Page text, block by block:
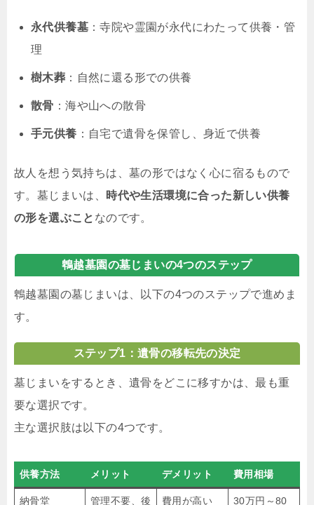
永代供養墓 ：寺院や霊園が永代にわたって供養・管
理
樹木葬 ：自然に還る形での供養
散骨 ：海や山への散骨
手元供養 ：自宅で遺骨を保管し、身近で供養
故人を想う気持ちは、墓の形ではなく心に宿るもので
す。墓じまいは、
時代や生活環境に合った新しい供養
の形を選ぶこと なのです。
鵯越墓園の墓じまいの4つのステップ
鵯越墓園の墓じまいは、以下の4つのステップで進めま
す。
ステップ1：遺骨の移転先の決定
墓じまいをするとき、遺骨をどこに移すかは、最も重
要な選択です。
主な選択肢は以下の4つです。
供養方法 メリット デメリット 費用相場
納骨堂
管理不要、後
費用が高い
30万円～80